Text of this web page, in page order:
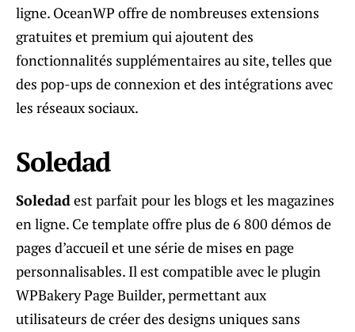
ligne. OceanWP offre de nombreuses extensions
gratuites et premium qui ajoutent des
fonctionnalités supplémentaires au site, telles que
des pop-ups de connexion et des intégrations avec
les réseaux sociaux.
Soledad
Soledadest parfait pour les blogs et les magazines
en ligne. Ce template offre plus de 6 800 démos de
pages d’accueil et une série de mises en page
personnalisables. Il est compatible avec le plugin
WPBakery Page Builder, permettant aux
utilisateurs de créer des designs uniques sans